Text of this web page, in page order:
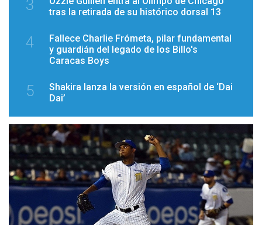
3
tras la retirada de su histórico dorsal 13
4
Fallece Charlie Frómeta, pilar fundamental
y guardián del legado de los Billo's
Caracas Boys
5
Shakira lanza la versión en español de ‘Dai
Dai’